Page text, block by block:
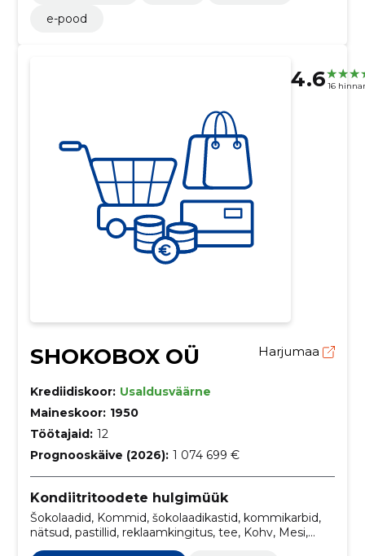
e-pood
4.6 16
SHOKOBOX OÜ Harjumaa
Krediidiskoor: Usaldusväärne
Maineskoor: 1950
Töötajaid: 12
Prognooskäive (2026): 1 074 699 €
Kondiitritoodete hulgimüük
Šokolaadid, Kommid, šokolaadikastid, kommikarbid,
nätsud, pastillid, reklaamkingitus, tee, Kohv, Mesi,
isikupärased ärikingitused